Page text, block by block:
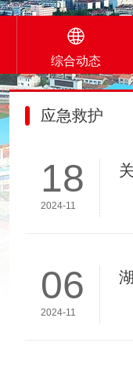
综合动态
应急救护
18
2024-11
06
2024-11